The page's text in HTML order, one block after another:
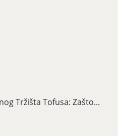
Tržišta Tofusa: Zašto...